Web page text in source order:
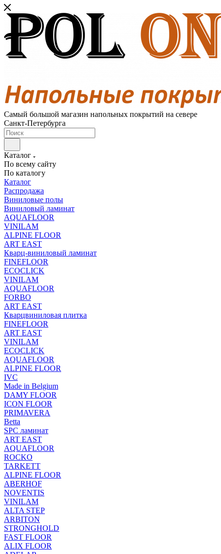
Самый большой магазин напольных покрытий на севере
Санкт-Петербурга
Каталог
По всему сайту
По каталогу
Каталог
Распродажа
Виниловые полы
Виниловый ламинат
AQUAFLOOR
VINILAM
ALPINE FLOOR
ART EAST
Кварц-виниловый ламинат
FINEFLOOR
ECOCLICK
VINILAM
AQUAFLOOR
FORBO
ART EAST
Кварцвиниловая плитка
FINEFLOOR
ART EAST
VINILAM
ECOCLICK
AQUAFLOOR
ALPINE FLOOR
IVC
Made in Belgium
DAMY FLOOR
ICON FLOOR
PRIMAVERA
Betta
SPC ламинат
ART EAST
AQUAFLOOR
ROCKO
TARKETT
ALPINE FLOOR
ABERHOF
NOVENTIS
VINILAM
ALTA STEP
ARBITON
STRONGHOLD
FAST FLOOR
ALIX FLOOR